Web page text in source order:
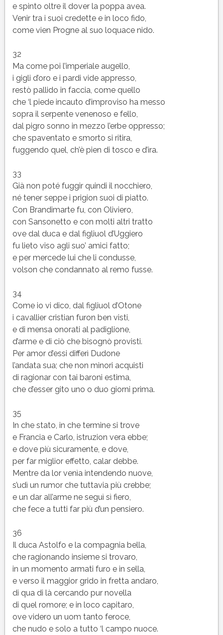
e spinto oltre il dover la poppa avea.
Venir tra i suoi credette e in loco fido,
come vien Progne al suo loquace nido.
32
Ma come poi l’imperiale augello,
i gigli d’oro e i pardi vide appresso,
restò pallido in faccia, come quello
che ‘l piede incauto d’improviso ha messo
sopra il serpente venenoso e fello,
dal pigro sonno in mezzo l’erbe oppresso;
che spaventato e smorto si ritira,
fuggendo quel, ch’è pien di tosco e d’ira.
33
Già non poté fuggir quindi il nocchiero,
né tener seppe i prigion suoi di piatto.
Con Brandimarte fu, con Oliviero,
con Sansonetto e con molti altri tratto
ove dal duca e dal figliuol d’Uggiero
fu lieto viso agli suo’ amici fatto;
e per mercede lui che li condusse,
volson che condannato al remo fusse.
34
Come io vi dico, dal figliuol d’Otone
i cavallier cristian furon ben visti,
e di mensa onorati al padiglione,
d’arme e di ciò che bisognò provisti.
Per amor d’essi differì Dudone
l’andata sua; che non minori acquisti
di ragionar con tai baroni estima,
che d’esser gito uno o duo giorni prima.
35
In che stato, in che termine si trove
e Francia e Carlo, istruzion vera ebbe;
e dove più sicuramente, e dove,
per far miglior effetto, calar debbe.
Mentre da lor venìa intendendo nuove,
s’udì un rumor che tuttavia più crebbe;
e un dar all’arme ne seguì sì fiero,
che fece a tutti far più d’un pensiero.
36
Il duca Astolfo e la compagnia bella,
che ragionando insieme si trovaro,
in un momento armati furo e in sella,
e verso il maggior grido in fretta andaro,
di qua di là cercando pur novella
di quel romore; e in loco capitaro,
ove videro un uom tanto feroce,
che nudo e solo a tutto ‘l campo nuoce.